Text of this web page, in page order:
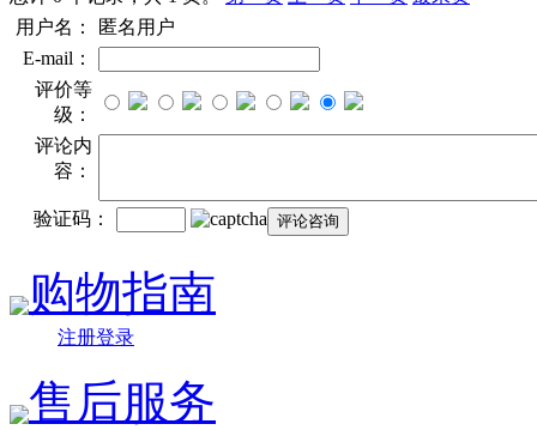
用户名：
匿名用户
E-mail：
评价等
级：
评论内
容：
验证码：
购物指南
注册登录
售后服务